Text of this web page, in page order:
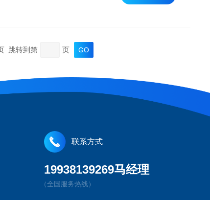
跳转到第 页
联系方式
19938139269马经理
（全国服务热线）